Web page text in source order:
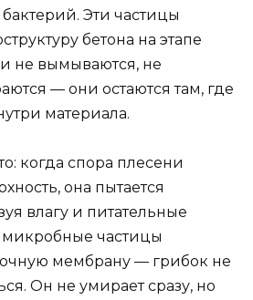
Эти частицы
бетона на этапе
не вымываются, не
— они остаются там, где
материала.
когда спора плесени
она пытается
влагу и питательные
частицы
мембрану — грибок не
Он не умирает сразу, но